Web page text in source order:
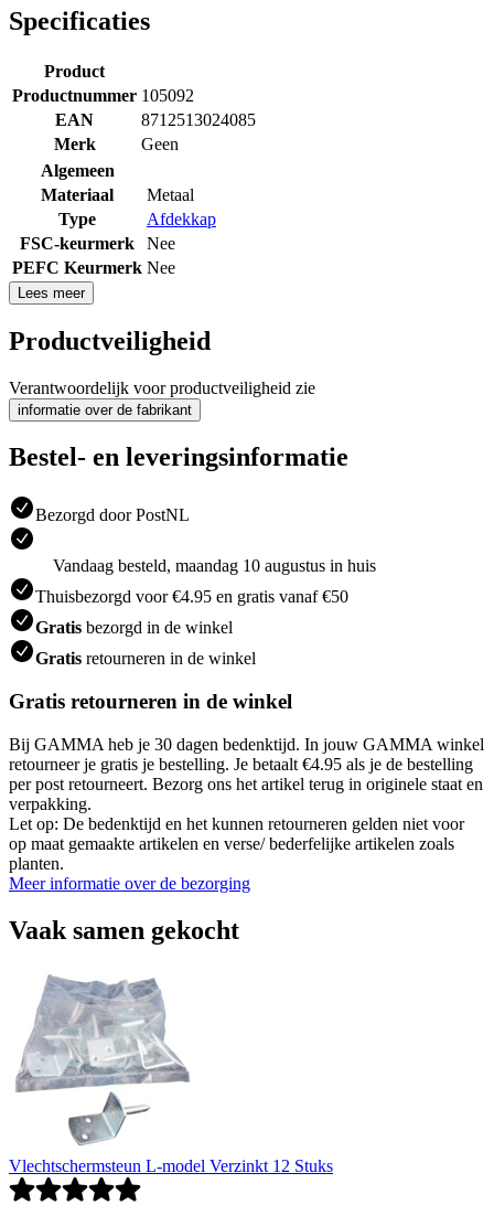
Specificaties
Product
Productnummer 105092
EAN
8712513024085
Merk
Geen
Algemeen
Materiaal
Metaal
Type
Afdekkap
FSC-keurmerk
Nee
PEFC Keurmerk Nee
Lees meer
Productveiligheid
Verantwoordelijk voor productveiligheid zie
informatie over de fabrikant
Bestel- en leveringsinformatie
Bezorgd door PostNL
Vandaag besteld, maandag 10 augustus in huis
Thuisbezorgd voor €4.95 en gratis vanaf €50
Gratis bezorgd in de winkel
Gratis retourneren in de winkel
Gratis retourneren in de winkel
Bij GAMMA heb je 30 dagen bedenktijd. In jouw GAMMA winkel
retourneer je gratis je bestelling. Je betaalt €4.95 als je de bestelling
per post retourneert. Bezorg ons het artikel terug in originele staat en
verpakking.
Let op: De bedenktijd en het kunnen retourneren gelden niet voor
op maat gemaakte artikelen en verse/ bederfelijke artikelen zoals
planten.
Meer informatie over de bezorging
Vaak samen gekocht
Vlechtschermsteun L-model Verzinkt 12 Stuks